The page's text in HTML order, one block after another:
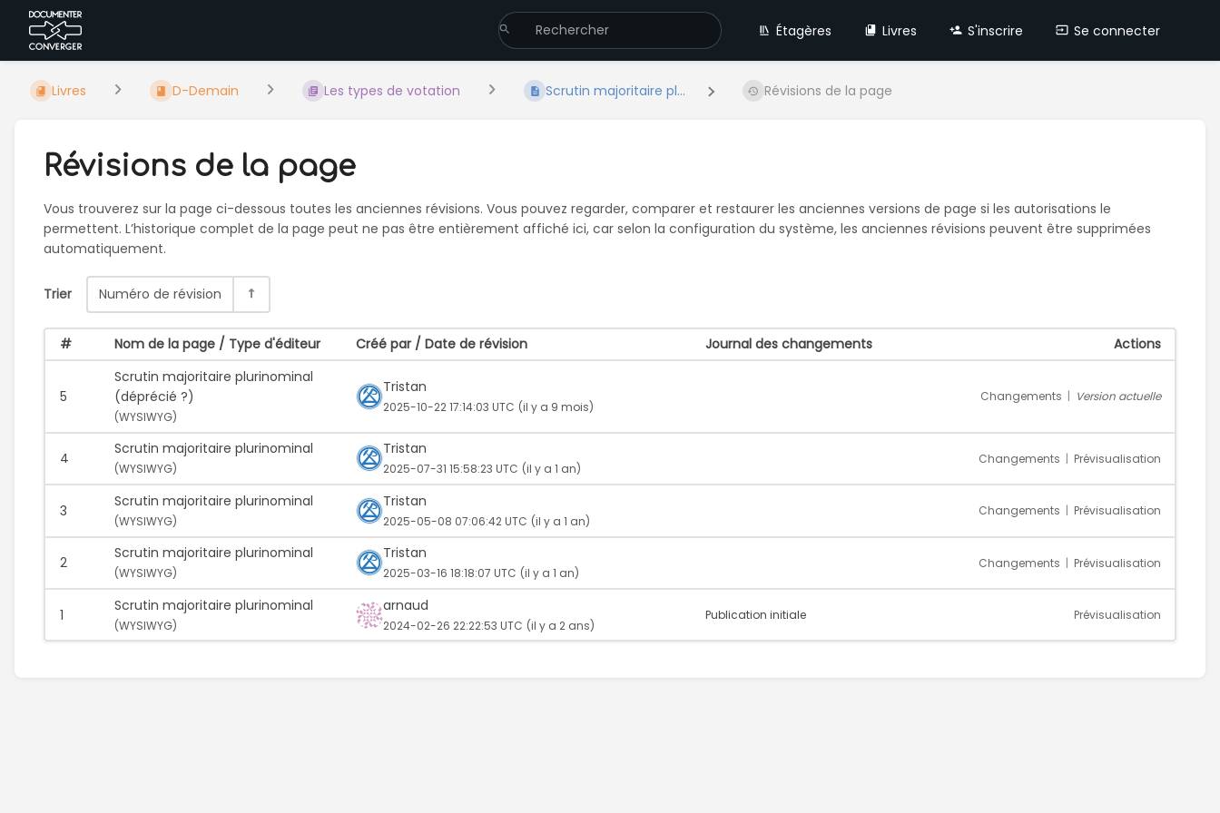
Étagères Livres S'inscrire Se connecter
Livres D-Demain Les types de votation Scrutin majoritaire pl... Révisions de la page
Révisions de la page
Vous trouverez sur la page ci-dessous toutes les anciennes révisions. Vous pouvez regarder, comparer et restaurer les anciennes versions de page si les autorisations le
permettent. L’historique complet de la page peut ne pas être entièrement affiché ici, car selon la configuration du système, les anciennes révisions peuvent être supprimées
automatiquement.
Trier Numéro de révision
# Nom de la page / Type d'éditeur Créé par / Date de révision Journal des changements Actions
5
Scrutin majoritaire plurinominal
(déprécié ?)
(WYSIWYG)
Tristan
2025-10-22 17:14:03 UTC (il y a 9 mois)
Changements | Version actuelle
4
Scrutin majoritaire plurinominal
(WYSIWYG)
Tristan
2025-07-31 15:58:23 UTC (il y a 1 an)
Changements | Prévisualisation
3
Scrutin majoritaire plurinominal
(WYSIWYG)
Tristan
2025-05-08 07:06:42 UTC (il y a 1 an)
Changements | Prévisualisation
2
Scrutin majoritaire plurinominal
(WYSIWYG)
Tristan
2025-03-16 18:18:07 UTC (il y a 1 an)
Changements | Prévisualisation
1
Scrutin majoritaire plurinominal
(WYSIWYG)
arnaud
2024-02-26 22:22:53 UTC (il y a 2 ans)
Publication initiale Prévisualisation